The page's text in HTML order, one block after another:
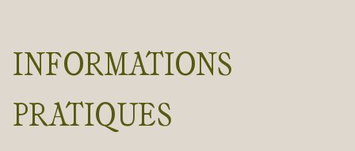
INFORMATIONS
PRATIQUES